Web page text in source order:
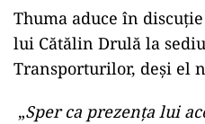
Thuma aduce în
lui Cătălin Drulă la
Transporturilor, deși el
„Sper ca prezența lui